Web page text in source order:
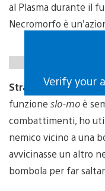
al Plasma durante il
Necromorfo è
https://gfycat.com/
Verify your
Strategia di Stasi:
funzione slo-moè
combattimenti, ho
nemico vicino a una
avvicinasse un altro
bombola per far